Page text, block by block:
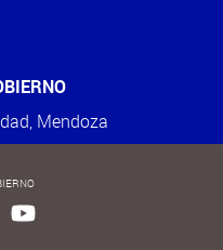
Mendoza